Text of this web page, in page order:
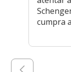
cumpra